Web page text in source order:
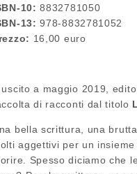
10: 8832781050
13: 978-8832781052
16,00 euro
uscito a maggio 2019,
di racconti dal titolo
bella scrittura, una
aggettivi per un
Spesso diciamo che